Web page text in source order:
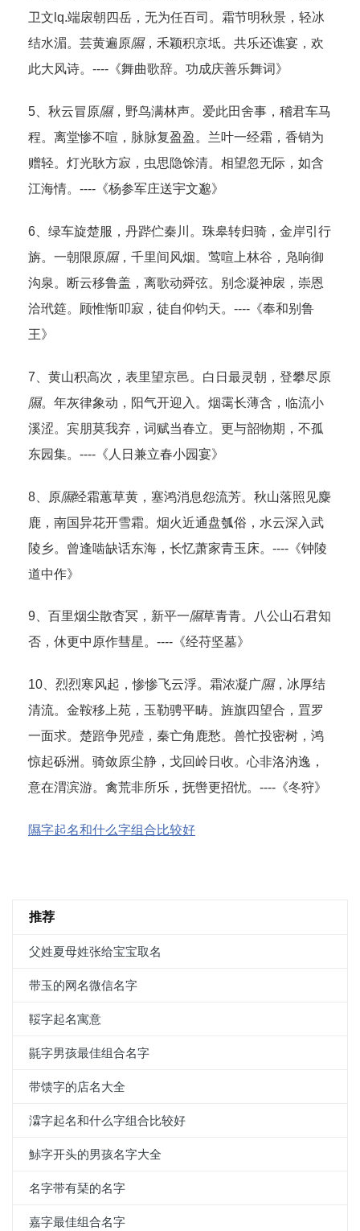
卫文lq.端扆朝四岳，无为任百司。霜节明秋景，轻冰
结水湄。芸黄遍原隰，禾颖积京坻。共乐还谯宴，欢
此大风诗。----《舞曲歌辞。功成庆善乐舞词》
5、秋云冒原隰，野鸟满林声。爱此田舍事，稽君车马
程。离堂惨不喧，脉脉复盈盈。兰叶一经霜，香销为
赠轻。灯光耿方寂，虫思隐馀清。相望忽无际，如含
江海情。----《杨参军庄送宇文邈》
6、绿车旋楚服，丹跸伫秦川。珠皋转归骑，金岸引行
旃。一朝限原隰，千里间风烟。莺喧上林谷，凫响御
沟泉。断云移鲁盖，离歌动舜弦。别念凝神扆，崇恩
洽玳筵。顾惟惭叩寂，徒自仰钧天。----《奉和别鲁
王》
7、黄山积高次，表里望京邑。白日最灵朝，登攀尽原
隰。年灰律象动，阳气开迎入。烟霭长薄含，临流小
溪涩。宾朋莫我弃，词赋当春立。更与韶物期，不孤
东园集。----《人日兼立春小园宴》
8、原隰经霜蕙草黄，塞鸿消息怨流芳。秋山落照见麋
鹿，南国异花开雪霜。烟火近通盘瓠俗，水云深入武
陵乡。曾逢啮缺话东海，长忆萧家青玉床。----《钟陵
道中作》
9、百里烟尘散杳冥，新平一隰草青青。八公山石君知
否，休更中原作彗星。----《经苻坚墓》
10、烈烈寒风起，惨惨飞云浮。霜浓凝广隰，冰厚结
清流。金鞍移上苑，玉勒骋平畴。旌旗四望合，罝罗
一面求。楚踣争兕殪，秦亡角鹿愁。兽忙投密树，鸿
惊起砾洲。骑敛原尘静，戈回岭日收。心非洛汭逸，
意在渭滨游。禽荒非所乐，抚辔更招忧。----《冬狩》
隰字起名和什么字组合比较好
推荐
父姓夏母姓张给宝宝取名
带玉的网名微信名字
鞖字起名寓意
毾字男孩最佳组合名字
带馈字的店名大全
瀮字起名和什么字组合比较好
鮛字开头的男孩名字大全
名字带有琹的名字
嘉字最佳组合名字